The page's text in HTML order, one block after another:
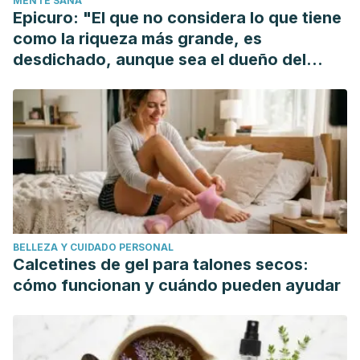
Epicuro: "El que no considera lo que tiene
como la riqueza más grande, es
desdichado, aunque sea el dueño del
BELLEZA Y CUIDADO PERSONAL
Calcetines de gel para talones secos:
cómo funcionan y cuándo pueden ayudar